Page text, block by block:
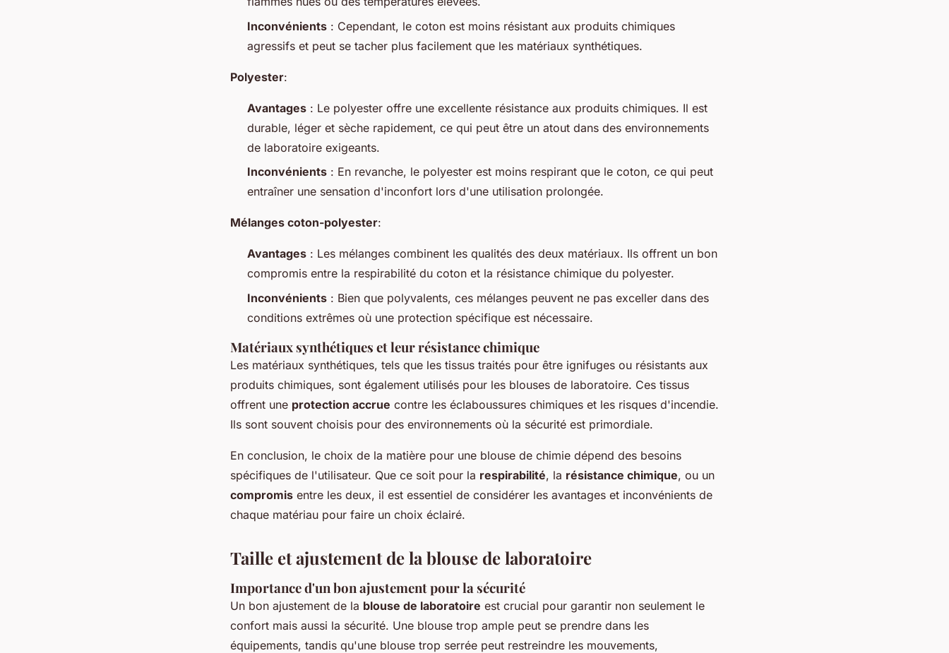
Inconvénients : Cependant, le coton est moins résistant aux produits chimiques
agressifs et peut se tacher plus facilement que les matériaux synthétiques.
Polyester:
Avantages : Le polyester offre une excellente résistance aux produits chimiques. Il est
durable, léger et sèche rapidement, ce qui peut être un atout dans des environnements
de laboratoire exigeants.
Inconvénients : En revanche, le polyester est moins respirant que le coton, ce qui peut
entraîner une sensation d'inconfort lors d'une utilisation prolongée.
Mélanges coton-polyester:
Avantages : Les mélanges combinent les qualités des deux matériaux. Ils offrent un bon
compromis entre la respirabilité du coton et la résistance chimique du polyester.
Inconvénients : Bien que polyvalents, ces mélanges peuvent ne pas exceller dans des
conditions extrêmes où une protection spécifique est nécessaire.
Matériaux synthétiques et leur résistance chimique
Les matériaux synthétiques, tels que les tissus traités pour être ignifuges ou résistants aux
produits chimiques, sont également utilisés pour les blouses de laboratoire. Ces tissus
offrent une protection accrue contre les éclaboussures chimiques et les risques d'incendie.
Ils sont souvent choisis pour des environnements où la sécurité est primordiale.
En conclusion, le choix de la matière pour une blouse de chimie dépend des besoins
spécifiques de l'utilisateur. Que ce soit pour la respirabilité, la résistance chimique, ou un
compromis entre les deux, il est essentiel de considérer les avantages et inconvénients de
chaque matériau pour faire un choix éclairé.
Taille et ajustement de la blouse de laboratoire
Importance d'un bon ajustement pour la sécurité
Un bon ajustement de la blouse de laboratoire est crucial pour garantir non seulement le
confort mais aussi la sécurité. Une blouse trop ample peut se prendre dans les
équipements, tandis qu'une blouse trop serrée peut restreindre les mouvements,